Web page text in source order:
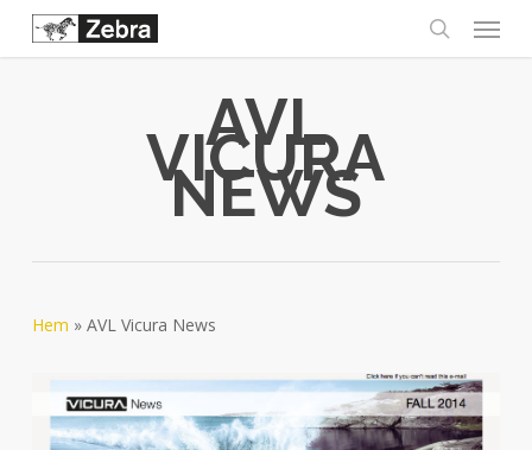
search
Menu
AVL
VICURA
NEWS
Hem » AVL Vicura News